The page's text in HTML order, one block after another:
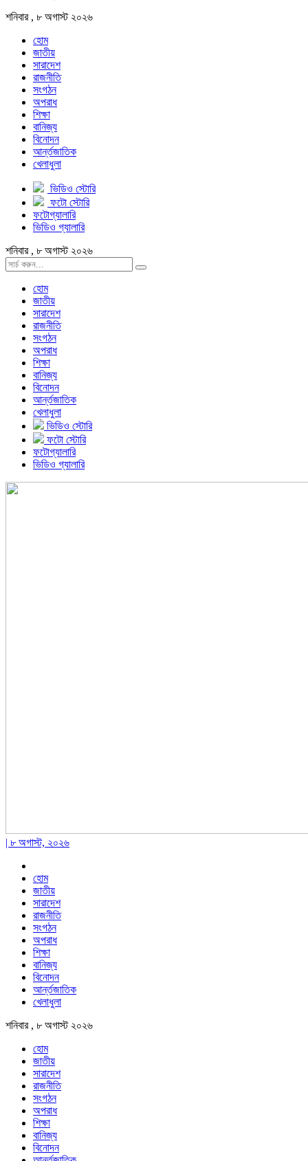
শনিবার , ৮ অগাস্ট ২০২৬
হোম
জাতীয়
সারাদেশ
রাজনীতি
সংগঠন
অপরাধ
শিক্ষা
বানিজ্য
বিনোদন
আর্ন্তজাতিক
খেলাধুলা
ভিডিও স্টোরি
ফটো স্টোরি
ফটোগ্যালারি
ভিডিও গ্যালারি
শনিবার , ৮ অগাস্ট ২০২৬
হোম
জাতীয়
সারাদেশ
রাজনীতি
সংগঠন
অপরাধ
শিক্ষা
বানিজ্য
বিনোদন
আর্ন্তজাতিক
খেলাধুলা
ভিডিও স্টোরি
ফটো স্টোরি
ফটোগ্যালারি
ভিডিও গ্যালারি
| ৮ অগাস্ট, ২০২৬
হোম
জাতীয়
সারাদেশ
রাজনীতি
সংগঠন
অপরাধ
শিক্ষা
বানিজ্য
বিনোদন
আর্ন্তজাতিক
খেলাধুলা
শনিবার , ৮ অগাস্ট ২০২৬
হোম
জাতীয়
সারাদেশ
রাজনীতি
সংগঠন
অপরাধ
শিক্ষা
বানিজ্য
বিনোদন